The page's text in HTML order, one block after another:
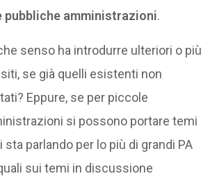
amministrazioni.
senso ha introdurre ulteriori o più
se già quelli esistenti non
Eppure, se per piccole
si possono portare temi
sta parlando per lo più di grandi PA
sui temi in discussione